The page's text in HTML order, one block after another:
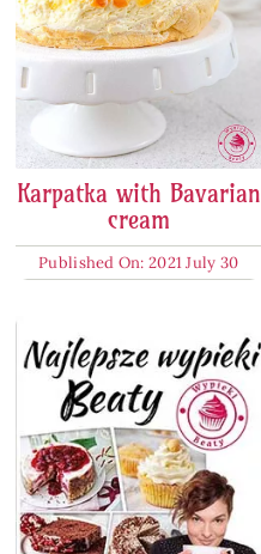
Karpatka with Bavarian
cream
Published On: 2021 July 30